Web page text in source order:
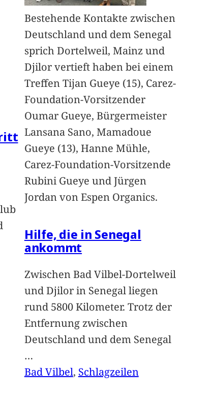
Bestehende Kontakte zwischen
Deutschland und dem Senegal
sprich Dortelweil, Mainz und
Djilor vertieft haben bei einem
Treffen Tijan Gueye (15), Carez-
Foundation-Vorsitzender
Oumar Gueye, Bürgermeister
Lansana Sano, Mamadoue
Gueye (13), Hanne Mühle,
Carez-Foundation-Vorsitzende
Rubini Gueye und Jürgen
Jordan von Espen Organics.
Hilfe, die in Senegal
ankommt
Zwischen Bad Vilbel-Dortelweil
und Djilor in Senegal liegen
rund 5800 Kilometer. Trotz der
Entfernung zwischen
Deutschland und dem Senegal
…
Bad Vilbel, Schlagzeilen